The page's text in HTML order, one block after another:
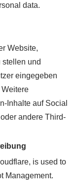
data.
Website,
stellen und
eingegeben
Inhalte auf Social
andere Third-
is used to
Management.